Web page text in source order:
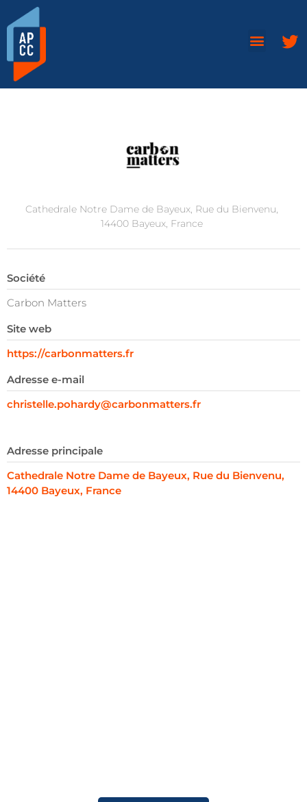
Cathedrale Notre Dame de Bayeux, Rue du Bienvenu,
14400 Bayeux, France
Société
Carbon Matters
Site web
https://carbonmatters.fr
Adresse e-mail
christelle.pohardy@carbonmatters.fr
Adresse principale
Cathedrale Notre Dame de Bayeux, Rue du Bienvenu,
14400 Bayeux, France